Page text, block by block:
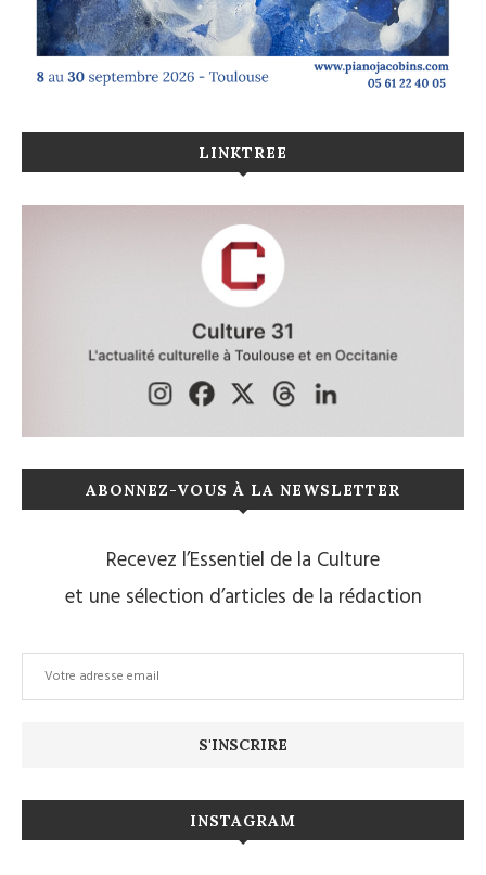
LINKTREE
ABONNEZ-VOUS À LA NEWSLETTER
Recevez l’Essentiel de la Culture
et une sélection d’articles de la rédaction
INSTAGRAM